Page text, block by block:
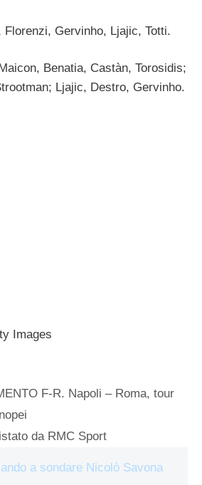
Florenzi, Gervinho, Ljajic, Totti.
Benatia, Castàn, Torosidis;
Ljajic, Destro, Gervinho.
Images
F-R. Napoli – Roma, tour
da RMC Sport
a sondare Nicolò Savona